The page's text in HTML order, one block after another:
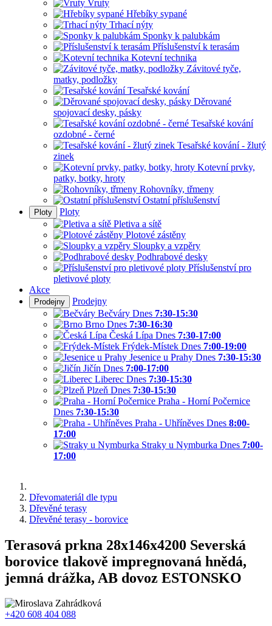
Vruty
Hřebíky sypané
Trhací nýty
Sponky k palubkám
Příslušenství k terasám
Kotevní technika
Závitové tyče,
matky, podložky
Tesařské kování
Děrované
spojovací desky, pásky
Tesařské kování
ozdobné - černé
Tesařské kování - žlutý
zinek
Kotevní prvky,
patky, botky, hroty
Rohovníky, třmeny
Ostatní příslušenství
Ploty
Ploty
Pletiva a sítě
Plotové zástěny
Sloupky a vzpěry
Podhrabové desky
Příslušenství pro
pletivové ploty
Akce
Prodejny
Prodejny
Bečváry Dnes 7:30-15:30
Brno Dnes 7:30-16:30
Česká Lípa Dnes 7:30-17:00
Frýdek-Místek Dnes 7:00-19:00
Jesenice u Prahy Dnes 7:30-15:30
Jičín Dnes 7:00-17:00
Liberec Dnes 7:30-15:30
Plzeň Dnes 7:30-15:30
Praha - Horní Počernice
Dnes 7:30-15:30
Praha - Uhříněves Dnes 8:00-
17:00
Straky u Nymburka Dnes 7:00-
17:00
Dřevomateriál dle typu
Dřevěné terasy
Dřevěné terasy - borovice
Terasová prkna 28x146x4200 Severská
borovice tlakově impregnovaná hnědá,
jemná drážka, AB dovoz ESTONSKO
+420 608 404 088